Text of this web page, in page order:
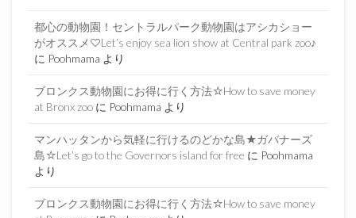
都心の動物園！セントラルパーク動物園はアシカショー
がオススメ♡Let’s enjoy sea lion show at Central park zoo♪
に Poohmama より
ブロンクス動物園にお得に行く方法☆How to save money
at Bronx zoo に Poohmama より
マンハッタンから気軽に行けるのどかな島★ガバナーズ
島☆Let’s go to the Governors island for free に Poohmama
より
ブロンクス動物園にお得に行く方法☆How to save money